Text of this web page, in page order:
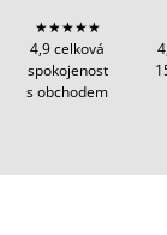
★★★★★
4,9 celková
spokojenost
s obchodem